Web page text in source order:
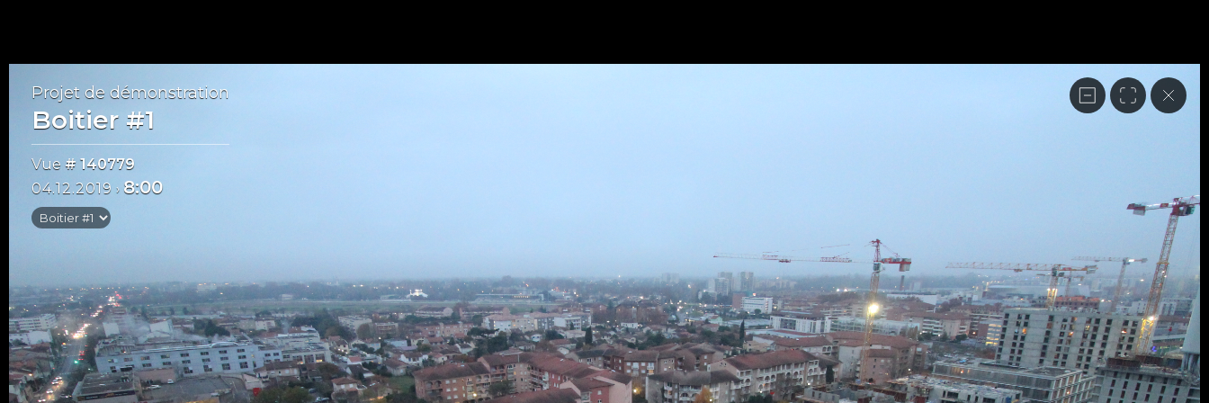
Projet de démonstration
Boitier #1
Vue # 140779
04.12.2019 › 8:00